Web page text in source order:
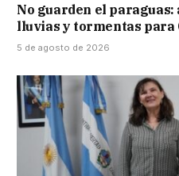
No guarden el
lluvias y tormentas para
5 de agosto de 2026